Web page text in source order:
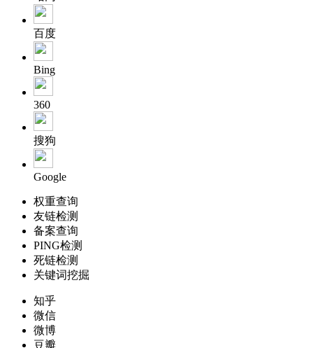
百度
Bing
360
搜狗
Google
权重查询
友链检测
备案查询
PING检测
死链检测
关键词挖掘
知乎
微信
微博
豆瓣